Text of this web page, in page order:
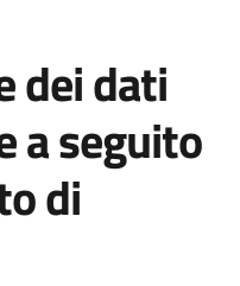
dei dati
a seguito
di